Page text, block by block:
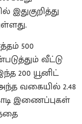
500
வீட்டு
200 யூனிட்
வகையில் 2.48
இணைப்புகள்